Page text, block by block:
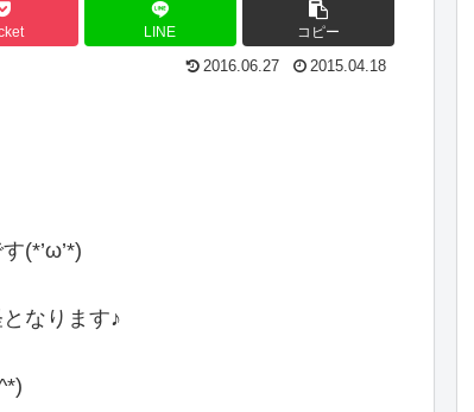
LINE コピー
2016.06.27 2015.04.18
(*’ω’*)
なります♪